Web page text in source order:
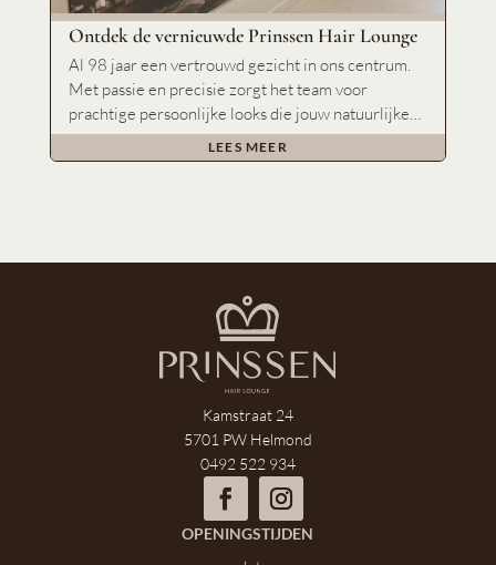
Ontdek de vernieuwde Prinssen Hair Lounge
Al 98 jaar een vertrouwd gezicht in ons centrum.
Met passie en precisie zorgt het team voor
prachtige persoonlijke looks die jouw natuurlijke
schoonheid laten stralen 💇‍♀️
LEES MEER
OPENINGSTIJDEN
Kamstraat 24
5701 PWHelmond
0492 522 934